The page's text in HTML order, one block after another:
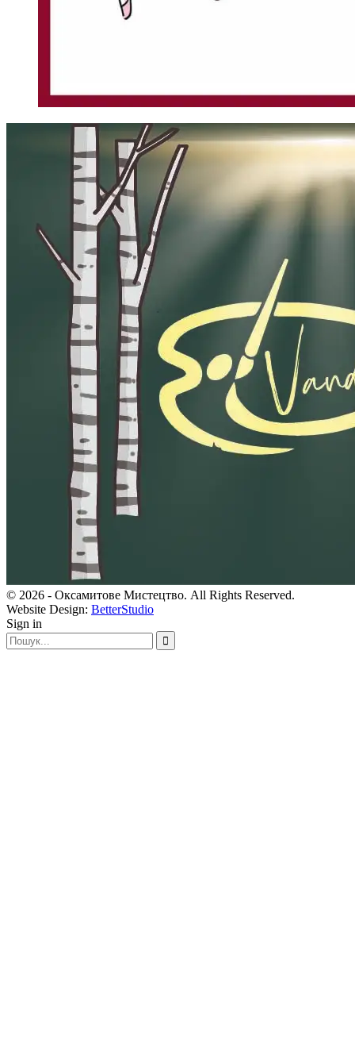
© 2026 - Оксамитове Мистецтво. All Rights Reserved.
Website Design: BetterStudio
Sign in